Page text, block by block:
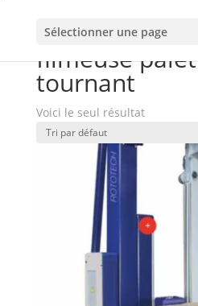
Sélectionner une page
palette bras tournant”
filmeuse
tournant
Voici le seul résultat